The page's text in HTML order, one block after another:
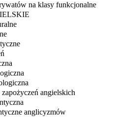
na klasy funkcjonalne
angielskich
anglicyzmów